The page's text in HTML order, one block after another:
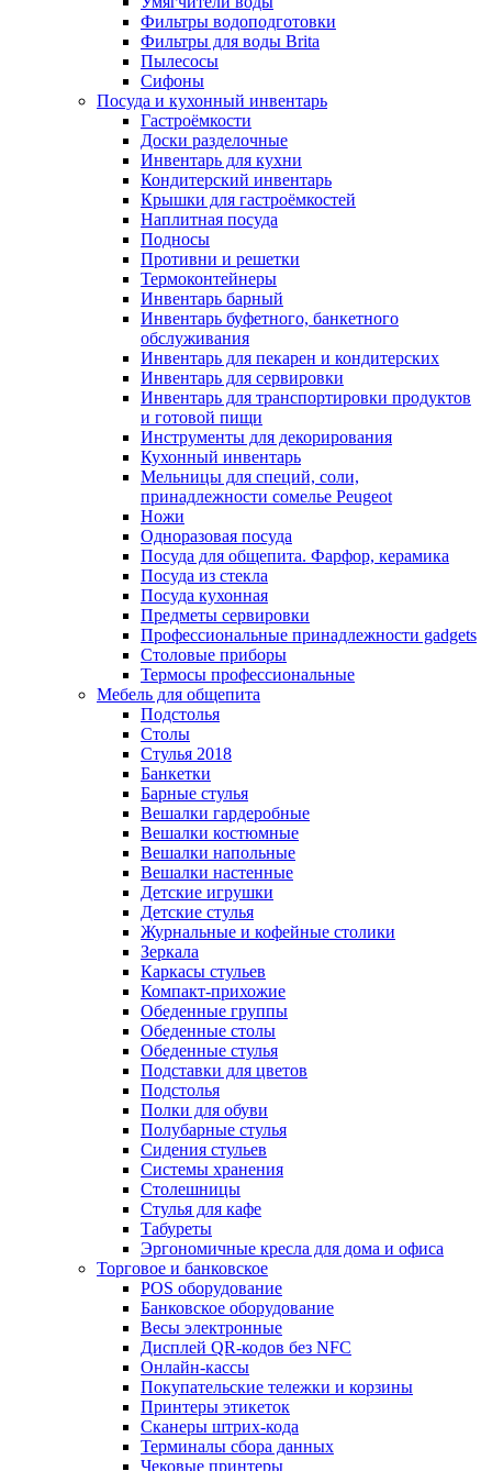
Фильтры водоподготовки
Фильтры для воды Brita
Пылесосы
Сифоны
Посуда и кухонный инвентарь
Гастроёмкости
Доски разделочные
Инвентарь для кухни
Кондитерский инвентарь
Крышки для гастроёмкостей
Наплитная посуда
Подносы
Противни и решетки
Термоконтейнеры
Инвентарь барный
Инвентарь буфетного, банкетного
обслуживания
Инвентарь для пекарен и кондитерских
Инвентарь для сервировки
Инвентарь для транспортировки продуктов
и готовой пищи
Инструменты для декорирования
Кухонный инвентарь
Мельницы для специй, соли,
принадлежности сомелье Peugeot
Ножи
Одноразовая посуда
Посуда для общепита. Фарфор, керамика
Посуда из стекла
Посуда кухонная
Предметы сервировки
Профессиональные принадлежности gadgets
Столовые приборы
Термосы профессиональные
Мебель для общепита
Подстолья
Столы
Стулья 2018
Банкетки
Барные стулья
Вешалки гардеробные
Вешалки костюмные
Вешалки напольные
Вешалки настенные
Детские игрушки
Детские стулья
Журнальные и кофейные столики
Зеркала
Каркасы стульев
Компакт-прихожие
Обеденные группы
Обеденные столы
Обеденные стулья
Подставки для цветов
Подстолья
Полки для обуви
Полубарные стулья
Сидения стульев
Системы хранения
Столешницы
Стулья для кафе
Табуреты
Эргономичные кресла для дома и офиса
Торговое и банковское
POS оборудование
Банковское оборудование
Весы электронные
Дисплей QR-кодов без NFC
Онлайн-кассы
Покупательские тележки и корзины
Принтеры этикеток
Сканеры штрих-кода
Терминалы сбора данных
Чековые принтеры